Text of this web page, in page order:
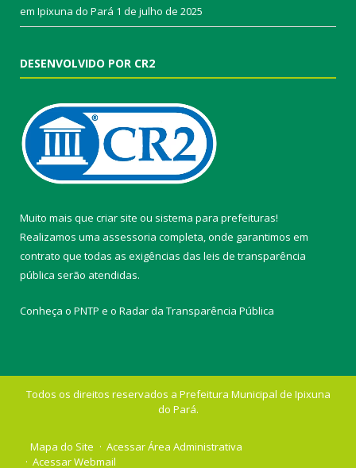
em Ipixuna do Pará 1 de julho de 2025
DESENVOLVIDO POR CR2
Muito mais que criar site ou sistema para prefeituras!
Realizamos uma assessoria completa, onde garantimos em
contrato que todas as exigências das leis de transparência
pública serão atendidas.
Conheça o PNTP e o Radar da Transparência Pública
Todos os direitos reservados a Prefeitura Municipal de Ipixuna
do Pará.
Mapa do Site
Acessar Área Administrativa
Acessar Webmail